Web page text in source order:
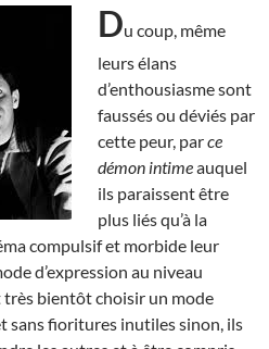
Du coup, même
leurs élans
d’enthousiasme sont
faussés ou déviés par
cette peur, parce
démon intimeauquel
ils paraissent être
plus liés qu’à la
compulsif et morbide leur
d’expression au niveau
bientôt choisir un mode
sans fioritures inutiles sinon, ils